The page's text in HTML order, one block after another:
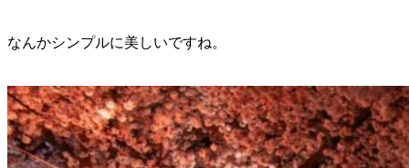
なんかシンプルに美しいですね。